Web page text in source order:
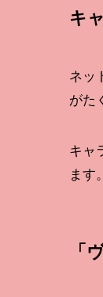
キ
ネッ
がた
キャ
ます
「